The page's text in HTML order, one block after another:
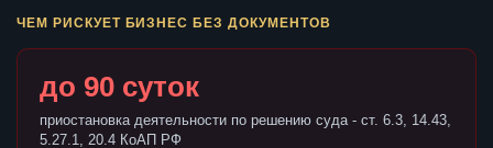
ЧЕМ РИСКУЕТ БИЗНЕС БЕЗ ДОКУМЕНТОВ
до 90 суток
приостановка деятельности по решению суда - ст. 6.3, 14.43,
5.27.1, 20.4 КоАП РФ